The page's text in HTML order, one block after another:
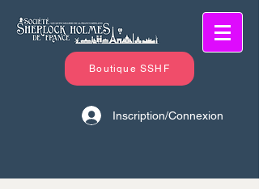
Boutique SSHF
Inscription/Connexion